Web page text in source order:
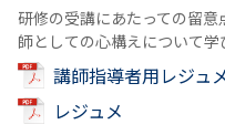
研修の受講にあたっての留
師としての心構えについて学
講師指導者用レジュ
レジュメ